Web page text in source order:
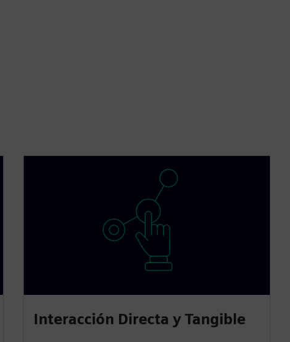
Interacción Directa y Tangible